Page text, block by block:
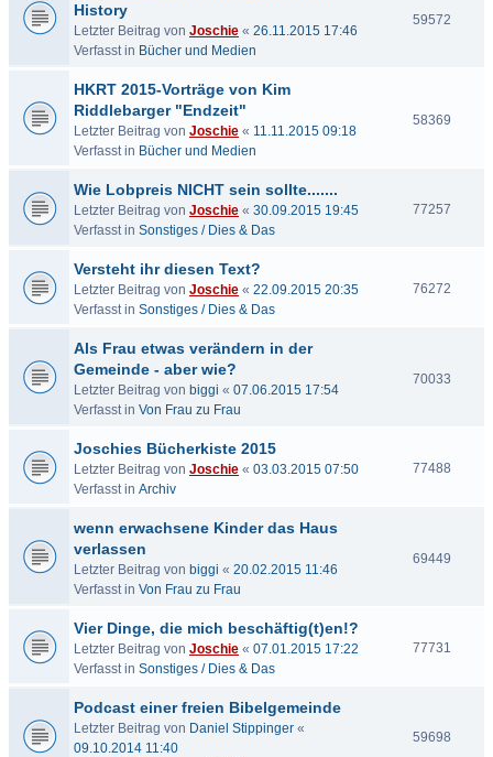
History
Letzter Beitrag von Joschie « 26.11.2015 17:46
Verfasst in Bücher und Medien
59572
HKRT 2015-Vorträge von Kim
Riddlebarger "Endzeit"
Letzter Beitrag von Joschie « 11.11.2015 09:18
Verfasst in Bücher und Medien
58369
Wie Lobpreis NICHT sein sollte.......
Letzter Beitrag von Joschie « 30.09.2015 19:45
Verfasst in Sonstiges / Dies & Das
77257
Versteht ihr diesen Text?
Letzter Beitrag von Joschie « 22.09.2015 20:35
Verfasst in Sonstiges / Dies & Das
76272
Als Frau etwas verändern in der
Gemeinde - aber wie?
Letzter Beitrag von biggi « 07.06.2015 17:54
Verfasst in Von Frau zu Frau
70033
Joschies Bücherkiste 2015
Letzter Beitrag von Joschie « 03.03.2015 07:50
Verfasst in Archiv
77488
wenn erwachsene Kinder das Haus
verlassen
Letzter Beitrag von biggi « 20.02.2015 11:46
Verfasst in Von Frau zu Frau
69449
Vier Dinge, die mich beschäftig(t)en!?
Letzter Beitrag von Joschie « 07.01.2015 17:22
Verfasst in Sonstiges / Dies & Das
77731
Podcast einer freien Bibelgemeinde
Letzter Beitrag von Daniel Stippinger «
09.10.2014 11:40
59698